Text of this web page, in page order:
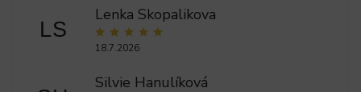
LS
Lenka Skopalikova
18.7.2026
Silvie Hanulíková